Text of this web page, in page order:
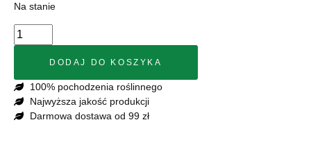
Na stanie
DODAJ DO KOSZYKA
100% pochodzenia roślinnego
Najwyższa jakość produkcji
Darmowa dostawa od 99 zł